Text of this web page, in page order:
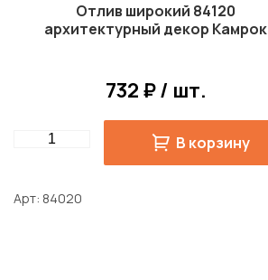
Отлив широкий 84120
архитектурный декор Камрок
732 ₽ / шт.
Quantity В корзину
Арт 84020